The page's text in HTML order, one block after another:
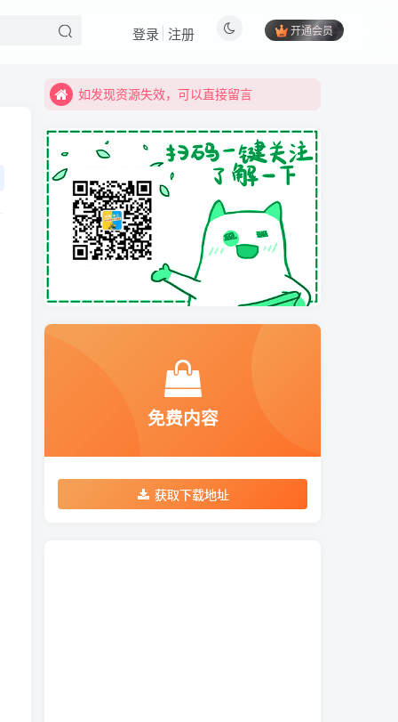
开通会员
登录 注册
免费内容
获取下载地址
如发现资源失效，可以直接留言
如发现资源失效，可以直接留言
免费内容
获取下载地址